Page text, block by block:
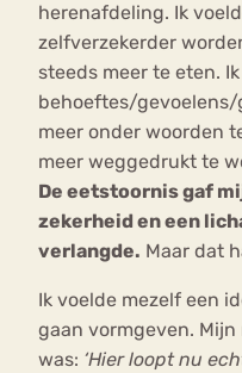
herenafdeling. Ik
zelfverzekerder
steeds meer te eten.
behoeftes/
meer onder woorden
meer weggedrukt te
De eetstoornis gaf
zekerheid en een
verlangde. Maar dat
Ik voelde mezelf een
gaan vormgeven. Mijn
was: ‘Hier loopt nu